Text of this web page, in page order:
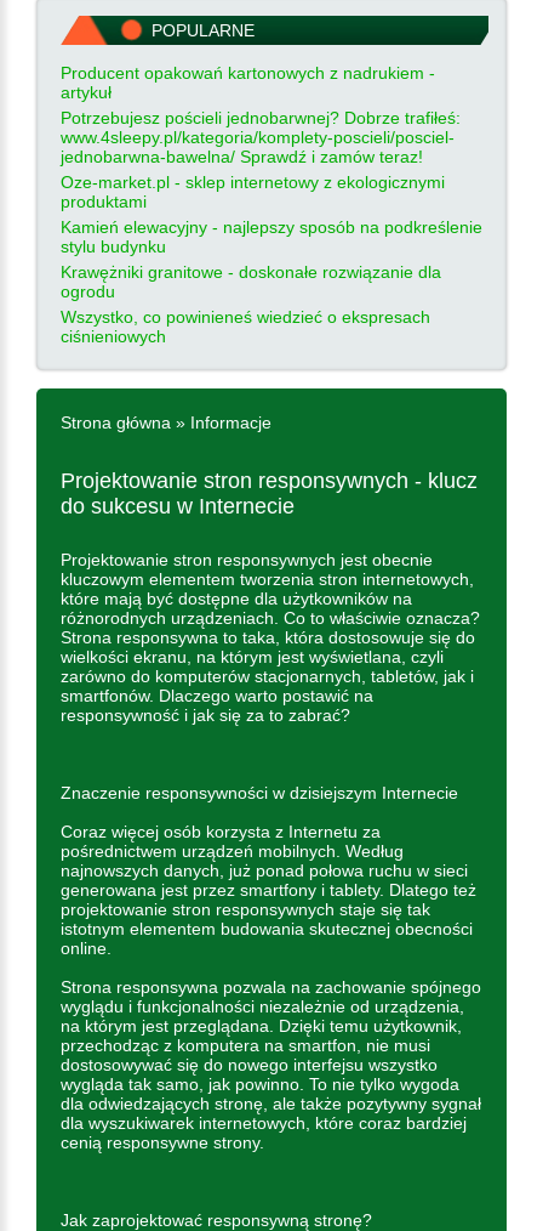
POPULARNE
Producent opakowań kartonowych z nadrukiem -
artykuł
Potrzebujesz pościeli jednobarwnej? Dobrze trafiłeś:
www.4sleepy.pl/kategoria/komplety-poscieli/posciel-
jednobarwna-bawelna/ Sprawdź i zamów teraz!
Oze-market.pl - sklep internetowy z ekologicznymi
produktami
Kamień elewacyjny - najlepszy sposób na podkreślenie
stylu budynku
Krawężniki granitowe - doskonałe rozwiązanie dla
ogrodu
Wszystko, co powinieneś wiedzieć o ekspresach
ciśnieniowych
Strona główna » Informacje
Projektowanie stron responsywnych - klucz
do sukcesu w Internecie
Projektowanie stron responsywnych jest obecnie
kluczowym elementem tworzenia stron internetowych,
które mają być dostępne dla użytkowników na
różnorodnych urządzeniach. Co to właściwie oznacza?
Strona responsywna to taka, która dostosowuje się do
wielkości ekranu, na którym jest wyświetlana, czyli
zarówno do komputerów stacjonarnych, tabletów, jak i
smartfonów. Dlaczego warto postawić na
responsywność i jak się za to zabrać?
Znaczenie responsywności w dzisiejszym Internecie
Coraz więcej osób korzysta z Internetu za
pośrednictwem urządzeń mobilnych. Według
najnowszych danych, już ponad połowa ruchu w sieci
generowana jest przez smartfony i tablety. Dlatego też
projektowanie stron responsywnych staje się tak
istotnym elementem budowania skutecznej obecności
online.
Strona responsywna pozwala na zachowanie spójnego
wyglądu i funkcjonalności niezależnie od urządzenia,
na którym jest przeglądana. Dzięki temu użytkownik,
przechodząc z komputera na smartfon, nie musi
dostosowywać się do nowego interfejsu wszystko
wygląda tak samo, jak powinno. To nie tylko wygoda
dla odwiedzających stronę, ale także pozytywny sygnał
dla wyszukiwarek internetowych, które coraz bardziej
cenią responsywne strony.
Jak zaprojektować responsywną stronę?